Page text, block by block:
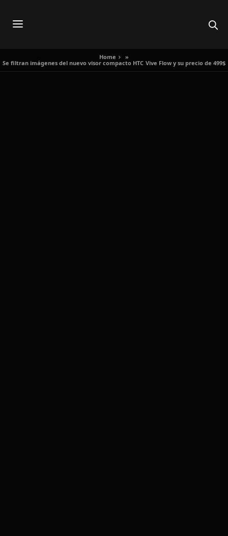
Home
»
Se filtran imágenes del nuevo visor compacto HTC Vive Flow y su precio de 499$